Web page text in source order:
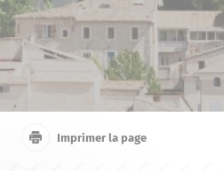
Nouvel
arrivant
Touriste
Imprimer la page